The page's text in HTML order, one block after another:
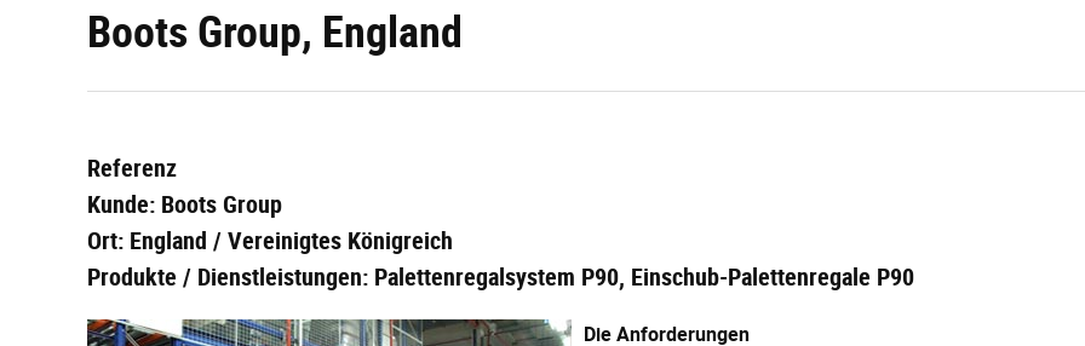
Boots Group, England
Referenz
Kunde: Boots Group
Ort: England / Vereinigtes Königreich
Produkte / Dienstleistungen: Palettenregalsystem P90, Einschub-Palettenregale P90
Die Anforderungen